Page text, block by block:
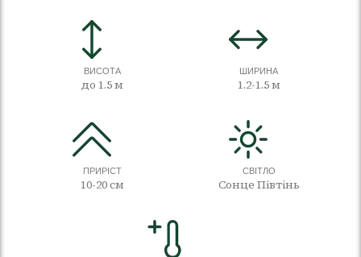
ВИСОТА
до 1.5 м
ШИРИНА
1.2-1.5 м
ПРИРІСТ
10-20 см
СВІТЛО
Сонце Півтінь